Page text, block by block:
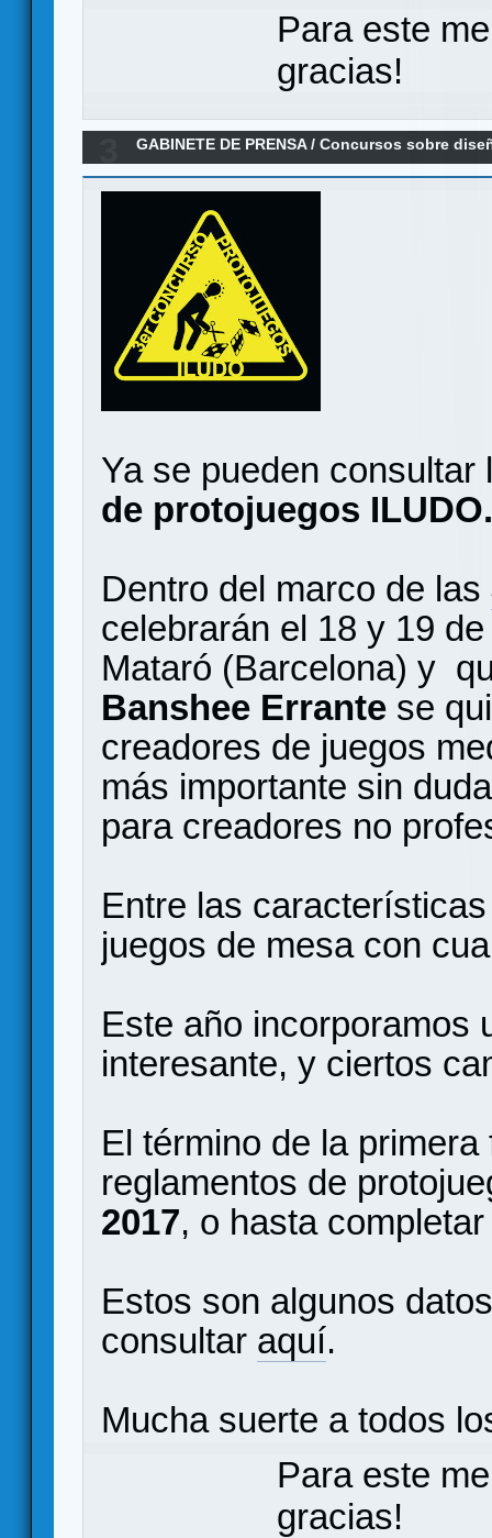
Para este
gracias!
GABINETE DE PRENSA/Concursos sobre
Ya se pueden
de protojuegos ILUDO.
Dentro del marco de las
celebrarán el 18 y 19
Mataró (Barcelona) y
Banshee Errante se
creadores de juegos
más importante sin
para creadores no
Entre las
juegos de mesa con
Este año incorporamos
interesante, y ciertos
El término de la
reglamentos de
2017, o hasta
Estos son algunos
consultar aquí.
Mucha suerte a todos
Para este
gracias!